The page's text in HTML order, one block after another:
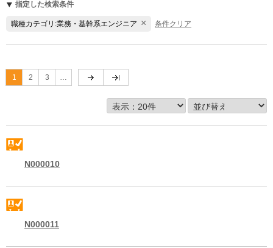
指定した検索条件
職種カテゴリ:業務・基幹系エンジニア × 条件クリア
1 2 3 …
N000010
N000011